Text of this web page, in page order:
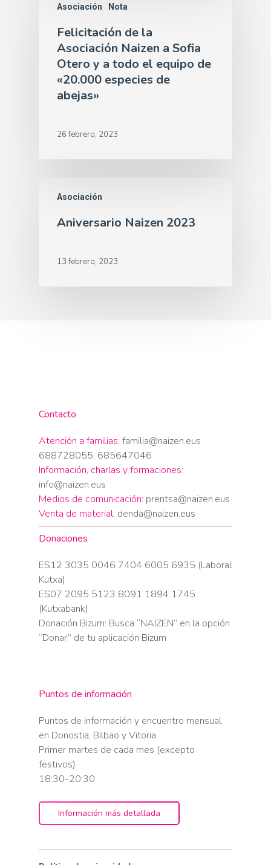
Asociación Nota
Felicitación de la
Asociación Naizen a Sofia
Otero y a todo el equipo de
«20.000 especies de
abejas»
26 febrero, 2023
Asociación
Aniversario Naizen 2023
13 febrero, 2023
Contacto
Atención a familias: familia@naizen.eus
688728055, 685647046
Información, charlas y formaciones:
info@naizen.eus
Medios de comunicación: prentsa@naizen.eus
Venta de material: denda@naizen.eus
Donaciones
ES12 3035 0046 7404 6005 6935 (Laboral
Kutxa)
ES07 2095 5123 8091 1894 1745
(Kutxabank)
Donación Bizum: Busca “NAIZEN” en la opción
“Donar” de tu aplicación Bizum
Puntos de información
Puntos de información y encuentro mensual
en Donostia, Bilbao y Vitoria.
Primer martes de cada mes (excepto
festivos)
18:30-20:30
Información más detallada